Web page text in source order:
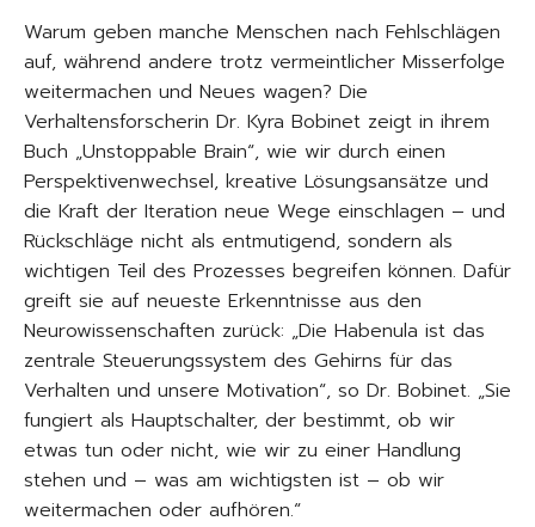
Warum geben manche Menschen nach Fehlschlägen
auf, während andere trotz vermeintlicher Misserfolge
weitermachen und Neues wagen? Die
Verhaltensforscherin Dr. Kyra Bobinet zeigt in ihrem
Buch „Unstoppable Brain“, wie wir durch einen
Perspektivenwechsel, kreative Lösungsansätze und
die Kraft der Iteration neue Wege einschlagen – und
Rückschläge nicht als entmutigend, sondern als
wichtigen Teil des Prozesses begreifen können. Dafür
greift sie auf neueste Erkenntnisse aus den
Neurowissenschaften zurück: „Die Habenula ist das
zentrale Steuerungssystem des Gehirns für das
Verhalten und unsere Motivation“, so Dr. Bobinet. „Sie
fungiert als Hauptschalter, der bestimmt, ob wir
etwas tun oder nicht, wie wir zu einer Handlung
stehen und – was am wichtigsten ist – ob wir
weitermachen oder aufhören.“